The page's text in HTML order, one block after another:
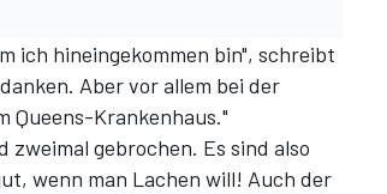
ich hineingekommen bin", schreibt
Aber vor allem bei der
Queens-Krankenhaus."
zweimal gebrochen. Es sind also
wenn man Lachen will! Auch der